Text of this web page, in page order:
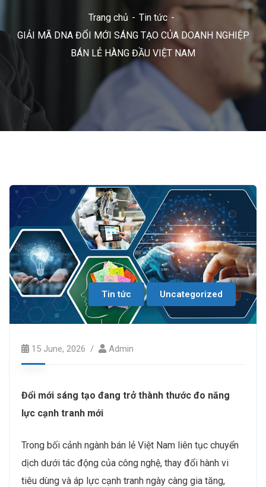
Trang chủ
Tin tức
GIẢI MÃ DNA ĐỔI MỚI SÁNG TẠO CỦA DOANH NGHIỆP
BÁN LẺ HÀNG ĐẦU VIỆT NAM
Tin tức Uncategorized
15 June, 2026 Admin
Đổi mới sáng tạo đang trở thành thước đo năng
lực cạnh tranh mới
Trong bối cảnh ngành bán lẻ Việt Nam liên tục chuyển
dịch dưới tác động của công nghệ, thay đổi hành vi
tiêu dùng và áp lực cạnh tranh ngày càng gia tăng,